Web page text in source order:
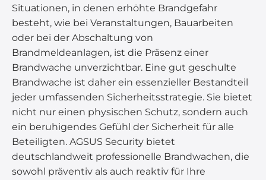
Situationen, in denen erhöhte Brandgefahr
besteht, wie bei Veranstaltungen, Bauarbeiten
oder bei der Abschaltung von
Brandmeldeanlagen, ist die Präsenz einer
Brandwache unverzichtbar. Eine gut geschulte
Brandwache ist daher ein essenzieller Bestandteil
jeder umfassenden Sicherheitsstrategie. Sie bietet
nicht nur einen physischen Schutz, sondern auch
ein beruhigendes Gefühl der Sicherheit für alle
Beteiligten. AGSUS Security bietet
deutschlandweit professionelle Brandwachen, die
sowohl präventiv als auch reaktiv für Ihre